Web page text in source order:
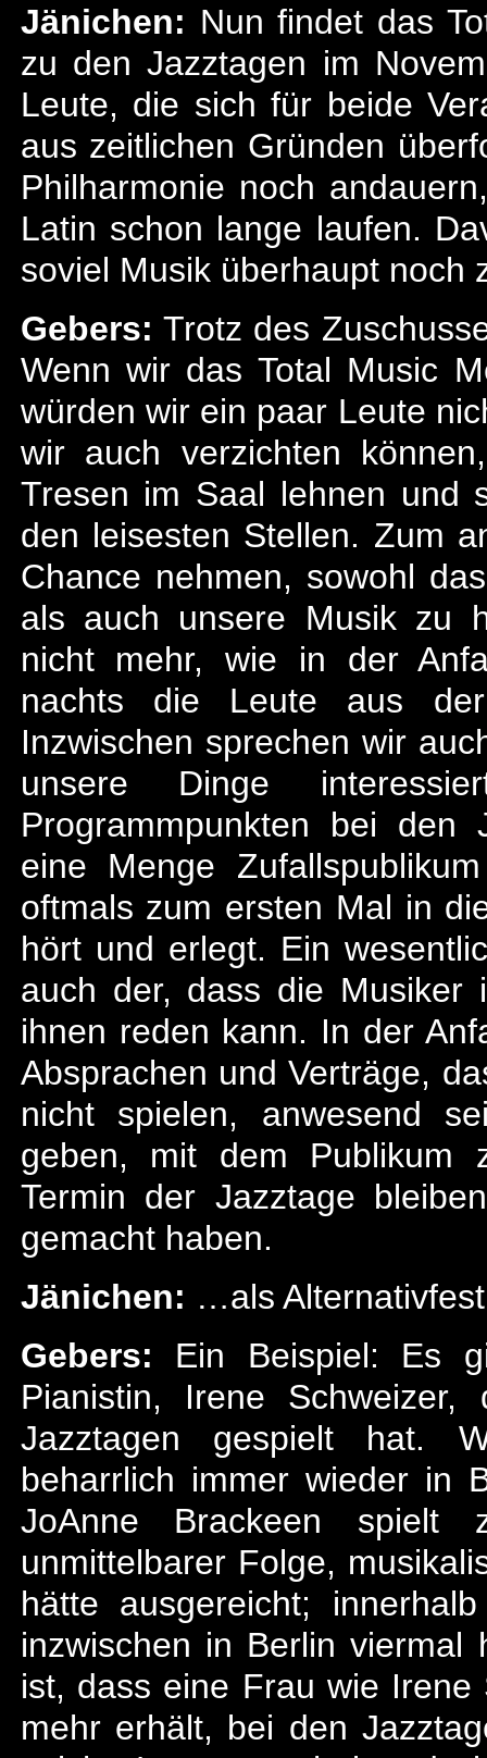
Jänichen: Nun findet das
zu den Jazztagen im
Leute, die sich für beide
aus zeitlichen Gründen
Philharmonie noch
Latin schon lange laufen.
soviel Musik überhaupt noch
Gebers: Trotz des
Wenn wir das Total Music
würden wir ein paar Leute
wir auch verzichten
Tresen im Saal lehnen und
den leisesten Stellen. Zum
Chance nehmen, sowohl
als auch unsere Musik zu
nicht mehr, wie in der
nachts die Leute aus
Inzwischen sprechen wir
unsere Dinge
Programmpunkten bei den
eine Menge
oftmals zum ersten Mal in
hört und erlegt. Ein
auch der, dass die
ihnen reden kann. In der
Absprachen und Verträge,
nicht spielen, anwesend
geben, mit dem Publikum
Termin der Jazztage
gemacht haben.
Jänichen: …als
Gebers: Ein Beispiel: Es
Pianistin, Irene
Jazztagen gespielt hat.
beharrlich immer wieder in
JoAnne Brackeen spielt
unmittelbarer Folge,
hätte ausgereicht;
inzwischen in Berlin
ist, dass eine Frau wie
mehr erhält, bei den